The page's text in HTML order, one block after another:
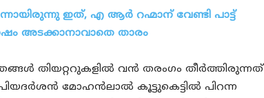
ഇത്, എ ആർ റഹ്മാന് വേണ്ടി പാട്ട്
അടക്കാനാവാതെ താരം
തിയറ്ററുകളിൽ വൻ തരംഗം തീർത്തിരുന്നത്
മോഹൻലാൽ കൂട്ടുകെട്ടിൽ പിറന്ന